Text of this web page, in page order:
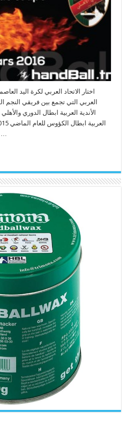
اختار الاتحاد العربي لكرة اليد
العربي التي تجمع بين فريقي
الأندية العربية ابطال الدوري